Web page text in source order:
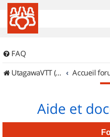
FAQ
UtagawaVTT (Randos VTT et VTTAE avec traces GPS)
Accueil
Aide et